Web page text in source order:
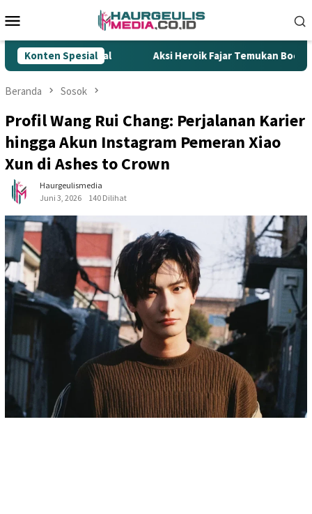
ke
Mobile
Konten Spesial
Rokok Ilegal Aksi Heroik Fajar Temukan Bocah
Beranda Sosok
Profil Wang Rui Chang: Perjalanan Karier
hingga Akun Instagram Pemeran Xiao
Xun di Ashes to Crown
Haurgeulismedia
Juni 3, 2026
140 Dilihat